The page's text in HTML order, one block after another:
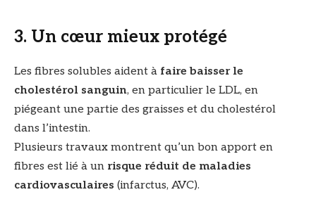
3. Un cœur mieux protégé
Les fibres solubles aident à faire baisser le
cholestérol sanguin, en particulier le LDL, en
piégeant une partie des graisses et du cholestérol
dans l’intestin.
Plusieurs travaux montrent qu’un bon apport en
fibres est lié à un risque réduit de maladies
cardiovasculaires (infarctus, AVC).